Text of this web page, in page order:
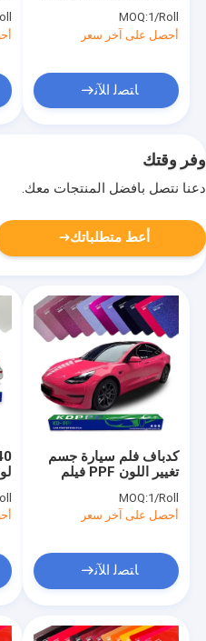
MOQ:1/Roll
أحصل على آخر سعر
ﺎﺘﺼﻟ ﺍﻶﻧ
وفر وقتك
دعنا نتصل بأفضل المنتجات معك.
أعط متطلباتك
كدباف فلم سيارة جسم
تغيير اللون PPF فيلم
الحماية السيارة الغلاف
MOQ:1/Roll
أحصل على آخر سعر
ﺎﺘﺼﻟ ﺍﻶﻧ